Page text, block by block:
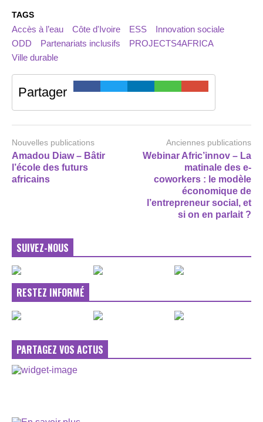
TAGS
Accès à l’eau Côte d'Ivoire ESS
Innovation sociale
ODD
Partenariats inclusifs
PROJECTS4AFRICA
Ville durable
Partager
Nouvelles publications
Amadou Diaw – Bâtir
l’école des futurs
africains
Anciennes publications
Webinar Afric’innov – La
matinale des e-
coworkers : le modèle
économique de
l’entrepreneur social, et
si on en parlait ?
SUIVEZ-NOUS
RESTEZ INFORMÉ
PARTAGEZ VOS ACTUS